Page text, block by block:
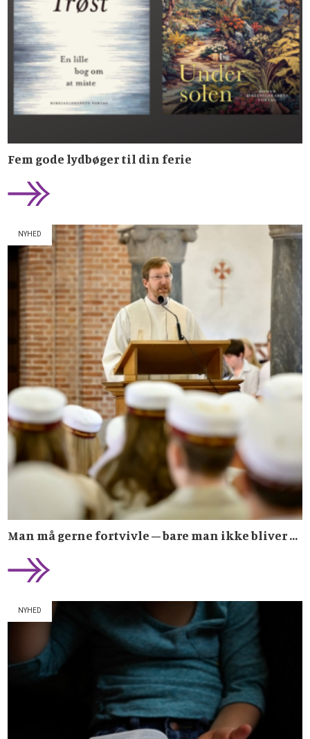
Fem gode lydbøger til din ferie
NYHED
Man må gerne fortvivle – bare man ikke bliver ...
NYHED